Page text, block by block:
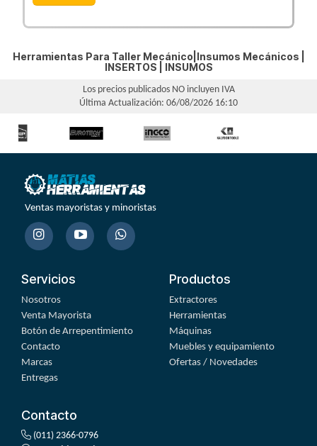
Herramientas Para Taller Mecánico|Insumos Mecánicos |
INSERTOS
INSUMOS
Los precios publicados NO incluyen IVA
Última Actualización: 06/08/2026 16:10
Ventas mayoristas y minoristas
Servicios
Nosotros
Venta Mayorista
Botón de Arrepentimiento
Contacto
Marcas
Entregas
Productos
Extractores
Herramientas
Máquinas
Muebles y equipamiento
Ofertas / Novedades
Contacto
(011) 2366-0796